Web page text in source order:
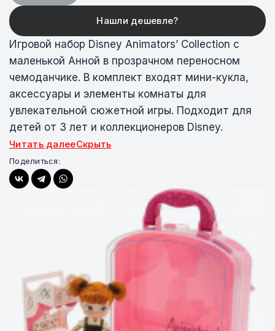
Игровой набор Disney Animators’ Collection с
маленькой Анной в прозрачном переносном
чемоданчике. В комплект входят мини-кукла,
аксессуары и элементы комнаты для
увлекательной сюжетной игры. Подходит для
детей от 3 лет и коллекционеров Disney.
Читать далееСкрыть
Поделиться: